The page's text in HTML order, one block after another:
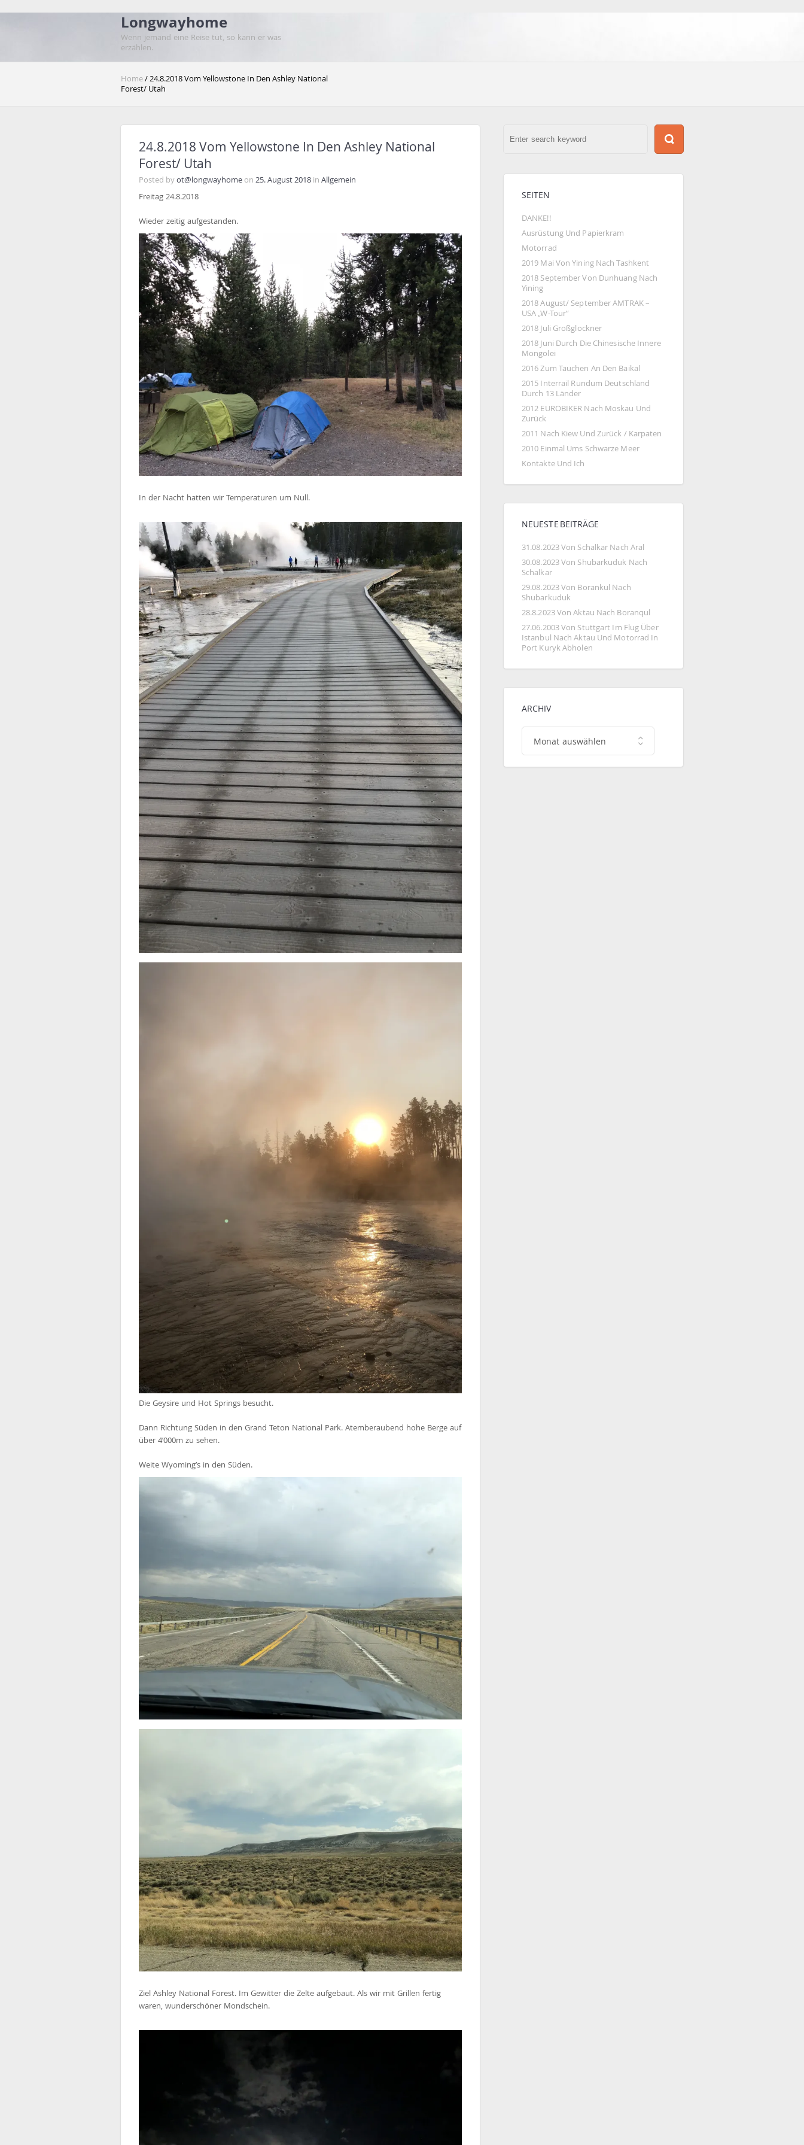
Longwayhome
Wenn jemand eine Reise tut, so kann er was
erzählen.
Home/ 24.8.2018 Vom Yellowstone In Den Ashley National
Forest/ Utah
24.8.2018 Vom Yellowstone In Den Ashley National
Forest/ Utah
Posted byot@longwayhome on 25. August 2018 in Allgemein
Freitag 24.8.2018
Wieder zeitig aufgestanden.
In der Nacht hatten wir Temperaturen um Null.
Die Geysire und Hot Springs besucht.
Dann Richtung Süden in den Grand Teton National Park. Atemberaubend hohe Berge auf
über 4’000m zu sehen.
Weite Wyoming’s in den Süden.
Ziel Ashley National Forest. Im Gewitter die Zelte aufgebaut. Als wir mit Grillen fertig
waren, wunderschöner Mondschein.
SEITEN
DANKE!!
Ausrüstung Und Papierkram
Motorrad
2019 Mai Von Yining Nach Tashkent
2018 September Von Dunhuang Nach
Yining
2018 August/ September AMTRAK –
USA „W-Tour“
2018 Juli Großglockner
2018 Juni Durch Die Chinesische Innere
Mongolei
2016 Zum Tauchen An Den Baikal
2015 Interrail Rundum Deutschland
Durch 13 Länder
2012 EUROBIKER Nach Moskau Und
Zurück
2011 Nach Kiew Und Zurück / Karpaten
2010 Einmal Ums Schwarze Meer
Kontakte Und Ich
NEUESTE BEITRÄGE
31.08.2023 Von Schalkar Nach Aral
30.08.2023 Von Shubarkuduk Nach
Schalkar
29.08.2023 Von Borankul Nach
Shubarkuduk
28.8.2023 Von Aktau Nach Boranqul
27.06.2003 Von Stuttgart Im Flug Über
Istanbul Nach Aktau Und Motorrad In
Port Kuryk Abholen
ARCHIV
Archiv
Monat auswählen